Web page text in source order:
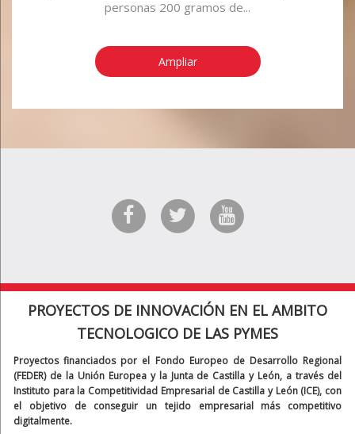
personas 200 gramos de...
Ampliar
PROYECTOS DE INNOVACIÓN EN EL AMBITO
TECNOLOGICO DE LAS PYMES
Proyectos financiados por el Fondo Europeo de Desarrollo Regional
(FEDER) de la Unión Europea y la Junta de Castilla y León, a través del
Instituto para la Competitividad Empresarial de Castilla y León (ICE), con
el objetivo de conseguir un tejido empresarial más competitivo
digitalmente.